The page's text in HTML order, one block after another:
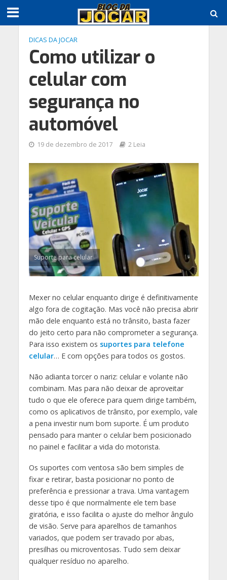
DICAS DA JOCAR
Como utilizar o
celular com
segurança no
automóvel
19 de dezembro de 2017 2 Leia
Suporte para celular
Mexer no celular enquanto dirige é definitivamente
algo fora de cogitação. Mas você não precisa abrir
mão dele enquanto está no trânsito, basta fazer
do jeito certo para não comprometer a segurança.
Para isso existem os suportes para telefone
celular… E com opções para todos os gostos.
Não adianta torcer o nariz: celular e volante não
combinam. Mas para não deixar de aproveitar
tudo o que ele oferece para quem dirige também,
como os aplicativos de trânsito, por exemplo, vale
a pena investir num bom suporte. É um produto
pensado para manter o celular bem posicionado
no painel e facilitar a vida do motorista.
Os suportes com ventosa são bem simples de
fixar e retirar, basta posicionar no ponto de
preferência e pressionar a trava. Uma vantagem
desse tipo é que normalmente ele tem base
giratória, e isso facilita o ajuste do melhor ângulo
de visão. Serve para aparelhos de tamanhos
variados, que podem ser travado por abas,
presilhas ou microventosas. Tudo sem deixar
qualquer resíduo no aparelho.